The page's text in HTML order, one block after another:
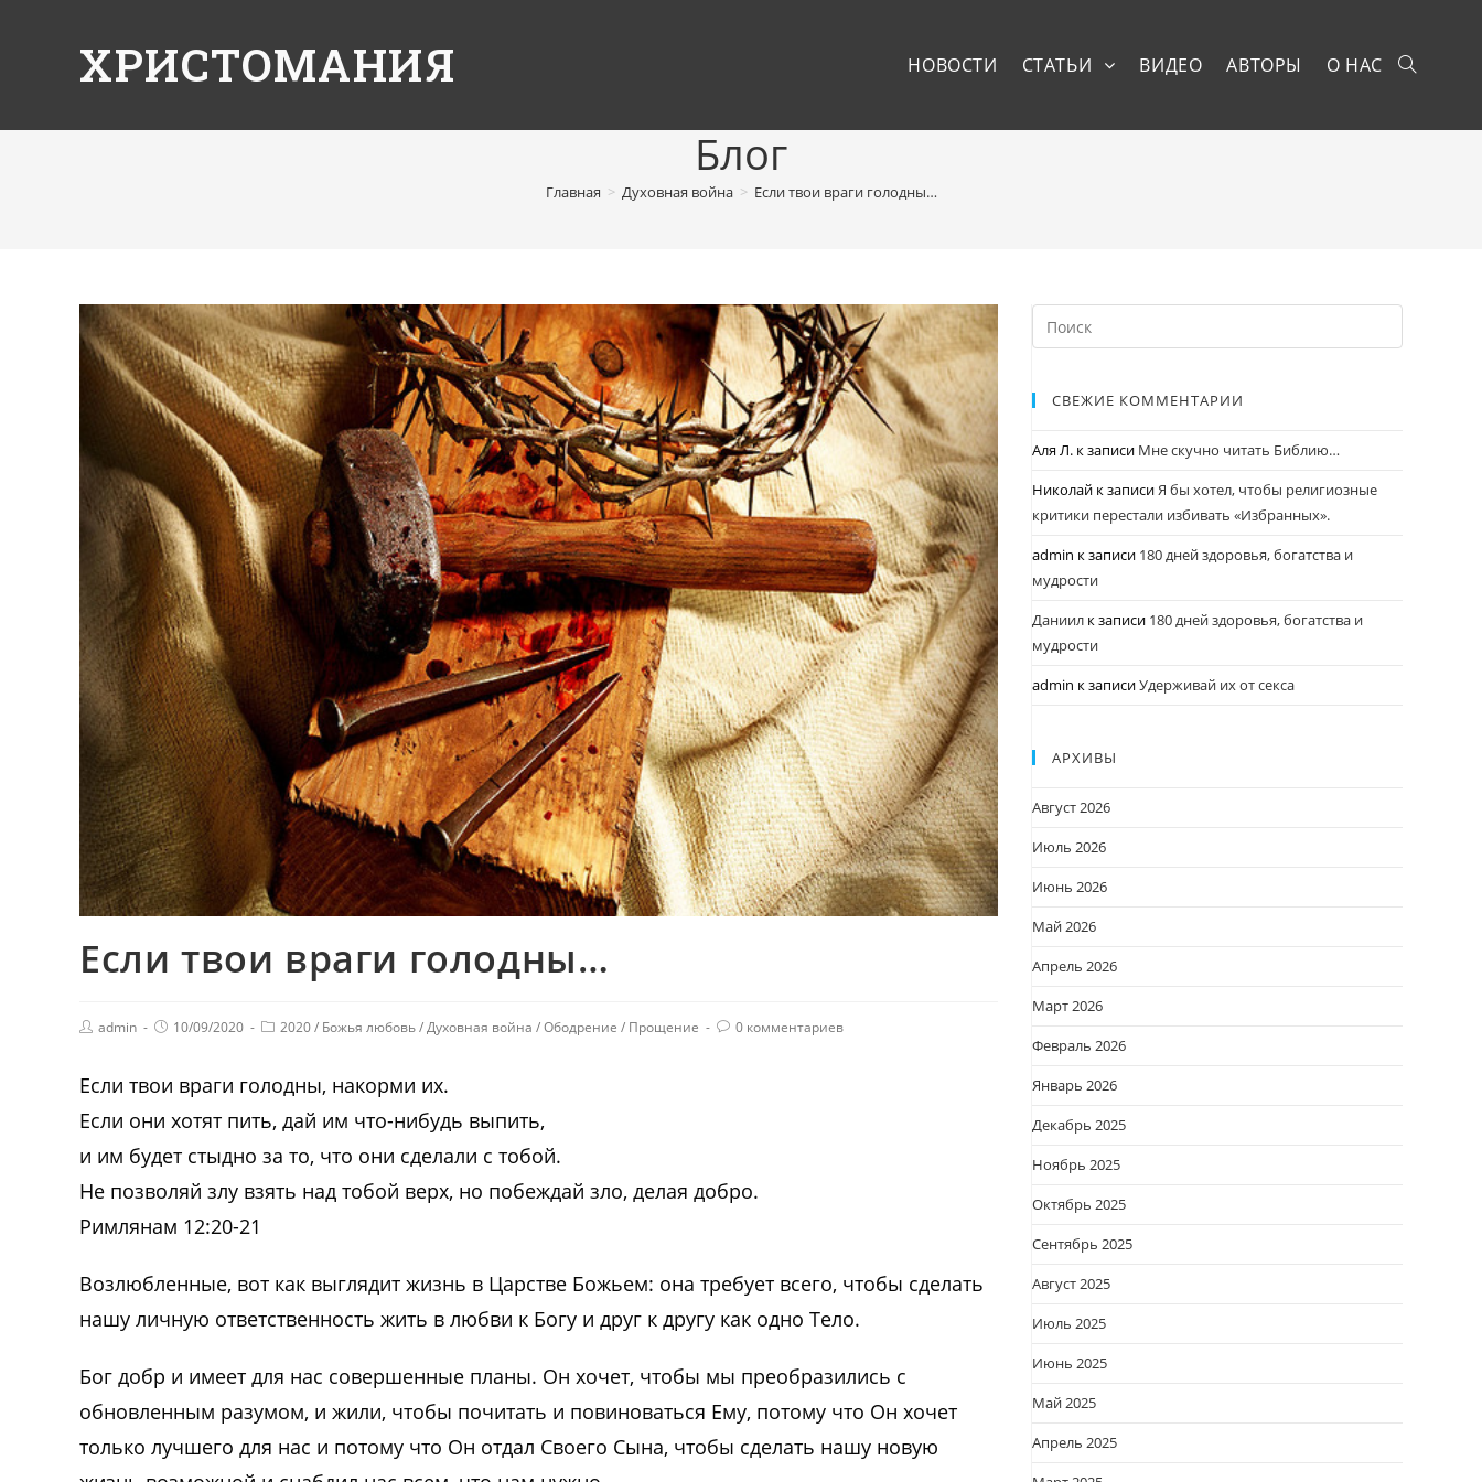
ХРИСТОМАНИЯ НОВОСТИ СТАТЬИ ВИДЕО АВТОРЫ О НАС
Блог
Главная > Духовная война > Если твои враги голодны…
Если твои враги голодны…
admin 10/09/2020 2020/ Божья любовь/Духовная война /Ободрение / Прощение 0 комментариев
Если твои враги голодны, накорми их.
Если они хотят пить, дай им что-нибудь выпить,
и им будет стыдно за то, что они сделали с тобой.
Не позволяй злу взять над тобой верх, но побеждай зло, делая добро.
Римлянам 12:20-21
Возлюбленные, вот как выглядит жизнь в Царстве Божьем: она требует всего, чтобы сделать
нашу личную ответственность жить в любви к Богу и друг к другу как одно Тело.
Бог добр и имеет для нас совершенные планы. Он хочет, чтобы мы преобразились с
обновленным разумом, и жили, чтобы почитать и повиноваться Ему, потому что Он хочет
только лучшего для нас и потому что Он отдал Своего Сына, чтобы сделать нашу новую
СВЕЖИЕ КОММЕНТАРИИ
Аля Л. к записи Мне скучно читать Библию…
Николай к записиЯ бы хотел, чтобы религиозные
критики перестали избивать «Избранных».
admin к записи 180 дней здоровья, богатства и
мудрости
Даниил к записи 180 дней здоровья, богатства и
мудрости
admin к записиУдерживай их от секса
АРХИВЫ
Август 2026
Июль 2026
Июнь 2026
Май 2026
Апрель 2026
Март 2026
Февраль 2026
Январь 2026
Декабрь 2025
Ноябрь 2025
Октябрь 2025
Сентябрь 2025
Август 2025
Июль 2025
Июнь 2025
Май 2025
Апрель 2025